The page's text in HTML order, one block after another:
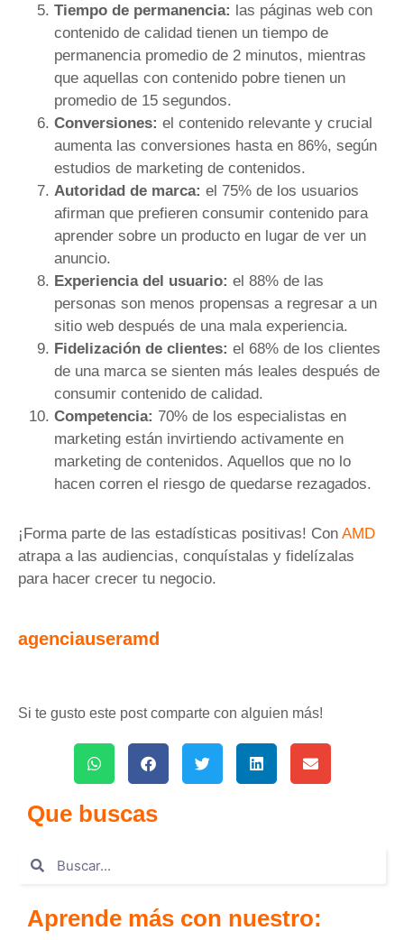
Tiempo de permanencia: las páginas web con
contenido de calidad tienen un tiempo de
permanencia promedio de 2 minutos, mientras
que aquellas con contenido pobre tienen un
promedio de 15 segundos.
Conversiones: el contenido relevante y crucial
aumenta las conversiones hasta en 86%, según
estudios de marketing de contenidos.
Autoridad de marca: el 75% de los usuarios
afirman que prefieren consumir contenido para
aprender sobre un producto en lugar de ver un
anuncio.
Experiencia del usuario: el 88% de las
personas son menos propensas a regresar a un
sitio web después de una mala experiencia.
Fidelización de clientes: el 68% de los clientes
de una marca se sienten más leales después de
consumir contenido de calidad.
Competencia: 70% de los especialistas en
marketing están invirtiendo activamente en
marketing de contenidos. Aquellos que no lo
hacen corren el riesgo de quedarse rezagados.
¡Forma parte de las estadísticas positivas! Con AMD
atrapa a las audiencias, conquístalas y fidelízalas
para hacer crecer tu negocio.
agenciauseramd
Si te gusto este post comparte con alguien más!
Que buscas
Aprende más con nuestro: